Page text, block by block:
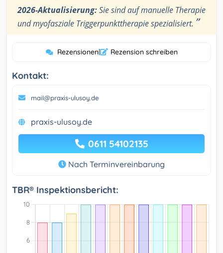
2026-Aktualisierung:Sie sind auf manuelle Therapie
und myofasziale Triggerpunkttherapie spezialisiert. ”
Rezensionen| Rezension schreiben
Kontakt:
mail@praxis-ulusoy.de
praxis-ulusoy.de
0611 54102135
Nach Terminvereinbarung
TBR® Inspektionsbericht: